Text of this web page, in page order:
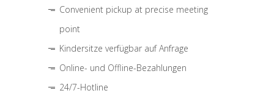
Convenient pickup at precise meeting
point
Kindersitze verfügbar auf Anfrage
Online- und Offline-Bezahlungen
24/7-Hotline